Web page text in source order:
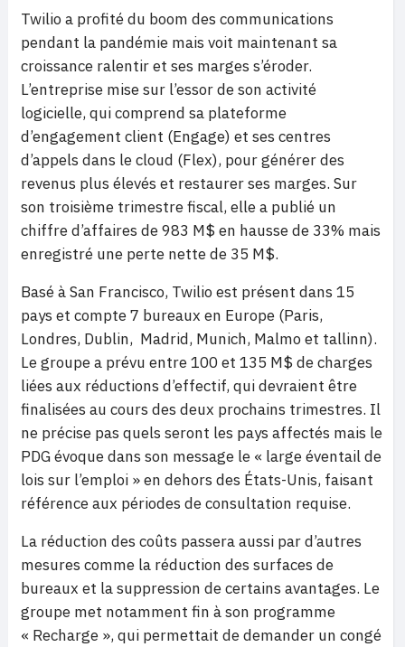
Twilio a profité du boom des communications
pendant la pandémie mais voit maintenant sa
croissance ralentir et ses marges s’éroder.
L’entreprise mise sur l’essor de son activité
logicielle, qui comprend sa plateforme
d’engagement client (Engage) et ses centres
d’appels dans le cloud (Flex), pour générer des
revenus plus élevés et restaurer ses marges. Sur
son troisième trimestre fiscal, elle a publié un
chiffre d’affaires de 983 M$ en hausse de 33% mais
enregistré une perte nette de 35 M$.
Basé à San Francisco, Twilio est présent dans 15
pays et compte 7 bureaux en Europe (Paris,
Londres, Dublin, Madrid, Munich, Malmo et tallinn).
Le groupe a prévu entre 100 et 135 M$ de charges
liées aux réductions d’effectif, qui devraient être
finalisées au cours des deux prochains trimestres. Il
ne précise pas quels seront les pays affectés mais le
PDG évoque dans son message le « large éventail de
lois sur l’emploi » en dehors des États-Unis, faisant
référence aux périodes de consultation requise.
La réduction des coûts passera aussi par d’autres
mesures comme la réduction des surfaces de
bureaux et la suppression de certains avantages. Le
groupe met notamment fin à son programme
« Recharge », qui permettait de demander un congé